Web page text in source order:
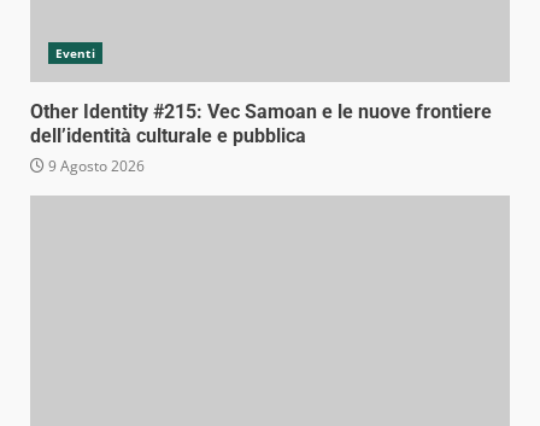
Eventi
Other Identity #215: Vec Samoan e le nuove frontiere
dell’identità culturale e pubblica
9 Agosto 2026